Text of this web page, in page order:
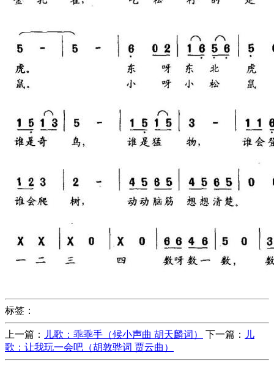
标签：
上一篇： 儿歌：乖乖手（候小声曲 胡天麟词） 下一篇：
儿
歌：让我玩一会吧（胡敦骅词 贾云曲）